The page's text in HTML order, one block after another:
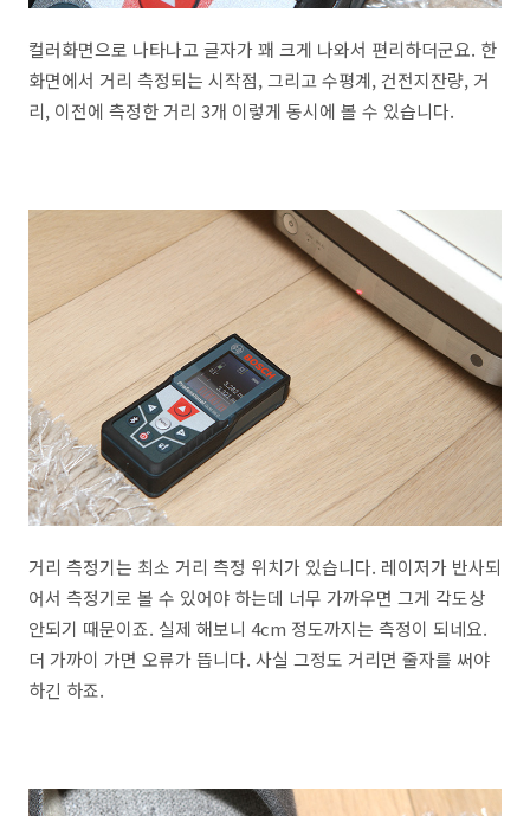
컬러화면으로 나타나고 글자가 꽤 크게 나와서 편리하더군요. 한
화면에서 거리 측정되는 시작점, 그리고 수평계, 건전지잔량, 거
리, 이전에 측정한 거리 3개 이렇게 동시에 볼 수 있습니다.
거리 측정기는 최소 거리 측정 위치가 있습니다. 레이저가 반사되
어서 측정기로 볼 수 있어야 하는데 너무 가까우면 그게 각도상
안되기 때문이죠. 실제 해보니 4cm 정도까지는 측정이 되네요.
더 가까이 가면 오류가 뜹니다. 사실 그정도 거리면 줄자를 써야
하긴 하죠.